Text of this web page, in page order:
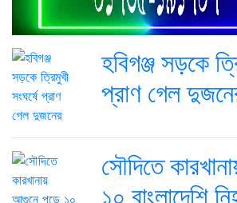
হবিগঞ্জ সড়কে
প্রাণ গেল
সৌদিতে
১০ বাংলাদেশি